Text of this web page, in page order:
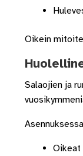
Oikein
Salaojien ja